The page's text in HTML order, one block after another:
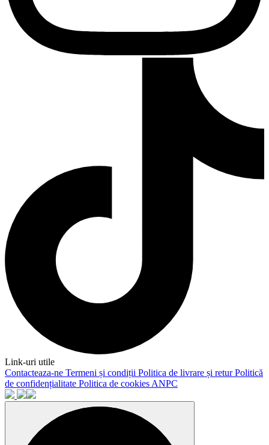
Link-uri utile
Contacteaza-ne Termeni și condiții Politica de livrare și returPolitică
de confidențialitate Politica de cookies ANPC